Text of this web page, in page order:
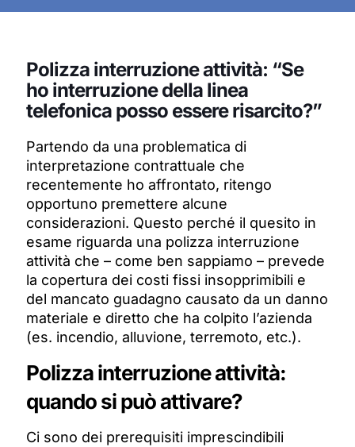
Polizza interruzione attività: “Se
ho interruzione della linea
telefonica posso essere risarcito?”
Partendo da una problematica di
interpretazione contrattuale che
recentemente ho affrontato, ritengo
opportuno premettere alcune
considerazioni. Questo perché il quesito in
esame riguarda una polizza interruzione
attività che – come ben sappiamo – prevede
la copertura dei costi fissi insopprimibili e
del mancato guadagno causato da un danno
materiale e diretto che ha colpito l’azienda
(es. incendio, alluvione, terremoto, etc.).
Polizza interruzione attività:
quando si può attivare?
Ci sono dei prerequisiti imprescindibili